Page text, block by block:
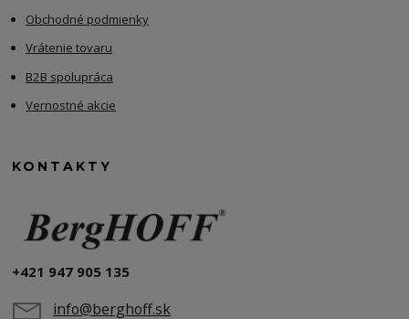
Obchodné podmienky
Vrátenie tovaru
B2B spolupráca
Vernostné akcie
KONTAKTY
+421 947 905 135
info@berghoff.sk